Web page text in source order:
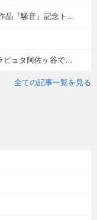
タモリ、さんまもゲスト出演！関根勤初監督作品『騒音』記念トークイベントレポ
【告知】今年もやります！“2015年酒豆忌”＆ラピュタ阿佐ヶ谷では 中川信夫監督特集も開催！！
全ての記事一覧を見る